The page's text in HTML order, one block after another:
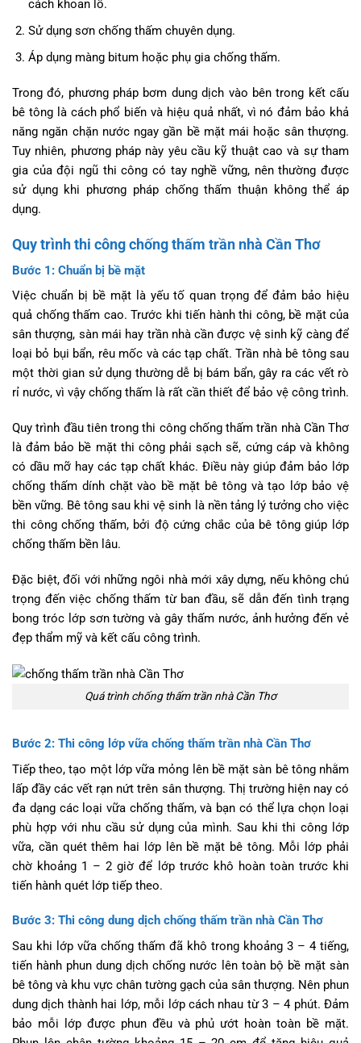
cách khoan lỗ.
Sử dụng sơn chống thấm chuyên dụng.
Áp dụng màng bitum hoặc phụ gia chống thấm.
Trong đó, phương pháp bơm dung dịch vào bên trong kết cấu
bê tông là cách phổ biến và hiệu quả nhất, vì nó đảm bảo khả
năng ngăn chặn nước ngay gần bề mặt mái hoặc sân thượng.
Tuy nhiên, phương pháp này yêu cầu kỹ thuật cao và sự tham
gia của đội ngũ thi công có tay nghề vững, nên thường được
sử dụng khi phương pháp chống thấm thuận không thể áp
dụng.
Quy trình thi công chống thấm trần nhà Cần Thơ
Bước 1: Chuẩn bị bề mặt
Việc chuẩn bị bề mặt là yếu tố quan trọng để đảm bảo hiệu
quả chống thấm cao. Trước khi tiến hành thi công, bề mặt của
sân thượng, sàn mái hay trần nhà cần được vệ sinh kỹ càng để
loại bỏ bụi bẩn, rêu mốc và các tạp chất. Trần nhà bê tông sau
một thời gian sử dụng thường dễ bị bám bẩn, gây ra các vết rò
rỉ nước, vì vậy chống thấm là rất cần thiết để bảo vệ công trình.
Quy trình đầu tiên trong thi công chống thấm trần nhà Cần Thơ
là đảm bảo bề mặt thi công phải sạch sẽ, cứng cáp và không
có dầu mỡ hay các tạp chất khác. Điều này giúp đảm bảo lớp
chống thấm dính chặt vào bề mặt bê tông và tạo lớp bảo vệ
bền vững. Bê tông sau khi vệ sinh là nền tảng lý tưởng cho việc
thi công chống thấm, bởi độ cứng chắc của bê tông giúp lớp
chống thấm bền lâu.
Đặc biệt, đối với những ngôi nhà mới xây dựng, nếu không chú
trọng đến việc chống thấm từ ban đầu, sẽ dẫn đến tình trạng
bong tróc lớp sơn tường và gây thấm nước, ảnh hưởng đến vẻ
đẹp thẩm mỹ và kết cấu công trình.
Quá trình chống thấm trần nhà Cần Thơ
Bước 2: Thi công lớp vữa chống thấm trần nhà Cần Thơ
Tiếp theo, tạo một lớp vữa mỏng lên bề mặt sàn bê tông nhằm
lấp đầy các vết rạn nứt trên sân thượng. Thị trường hiện nay có
đa dạng các loại vữa chống thấm, và bạn có thể lựa chọn loại
phù hợp với nhu cầu sử dụng của mình. Sau khi thi công lớp
vữa, cần quét thêm hai lớp lên bề mặt bê tông. Mỗi lớp phải
chờ khoảng 1 – 2 giờ để lớp trước khô hoàn toàn trước khi
tiến hành quét lớp tiếp theo.
Bước 3: Thi công dung dịch chống thấm trần nhà Cần Thơ
Sau khi lớp vữa chống thấm đã khô trong khoảng 3 – 4 tiếng,
tiến hành phun dung dịch chống nước lên toàn bộ bề mặt sàn
bê tông và khu vực chân tường gạch của sân thượng. Nên phun
dung dịch thành hai lớp, mỗi lớp cách nhau từ 3 – 4 phút. Đảm
bảo mỗi lớp được phun đều và phủ ướt hoàn toàn bề mặt.